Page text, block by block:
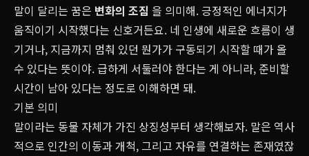
말이 달리는 꿈은 변화의 조짐 을 의미해. 긍정적인 에너지가
움직이기 시작했다는 신호거든요. 네 인생에 새로운 흐름이 생
기거나, 지금까지 멈춰 있던 뭔가가 구동되기 시작할 때가 올
수 있다는 뜻이야. 급하게 서둘러야 한다는 게 아니라, 준비할
시간이 남아 있다는 정도로 이해하면 돼.
기본 의미
말이라는 동물 자체가 가진 상징성부터 생각해보자. 말은 역사
적으로 인간의 이동과 개척, 그리고 자유를 연결하는 존재였잖